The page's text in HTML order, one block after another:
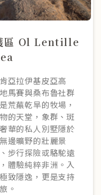
區 Ol Lentille
亞拉伊基皮亞高
馬賽與桑布魯社群
荒蕪乾旱的牧場，
的天堂，象群、斑
華的私人別墅隱於
邊曠野的壯麗景
步行探險或駱駝遠
體驗純粹非洲。入
致隱逸，更是支持
。